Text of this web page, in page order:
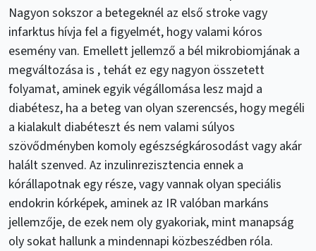
Nagyon sokszor a betegeknél az első stroke vagy
infarktus hívja fel a figyelmét, hogy valami kóros
esemény van. Emellett jellemző a bél mikrobiomjának a
megváltozása is , tehát ez egy nagyon összetett
folyamat, aminek egyik végállomása lesz majd a
diabétesz, ha a beteg van olyan szerencsés, hogy megéli
a kialakult diabéteszt és nem valami súlyos
szövődményben komoly egészségkárosodást vagy akár
halált szenved. Az inzulinrezisztencia ennek a
kórállapotnak egy része, vagy vannak olyan speciális
endokrin kórképek, aminek az IR valóban markáns
jellemzője, de ezek nem oly gyakoriak, mint manapság
oly sokat hallunk a mindennapi közbeszédben róla.